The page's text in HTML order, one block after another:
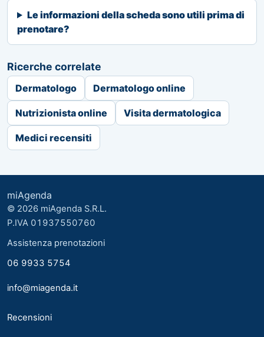
Le informazioni della scheda sono utili prima di
prenotare?
Ricerche correlate
Dermatologo Dermatologo online
Nutrizionista online Visita dermatologica
Medici recensiti
miAgenda
© 2026 miAgenda S.R.L.
P.IVA 01937550760
Assistenza prenotazioni
06 9933 5754
info@miagenda.it
Recensioni